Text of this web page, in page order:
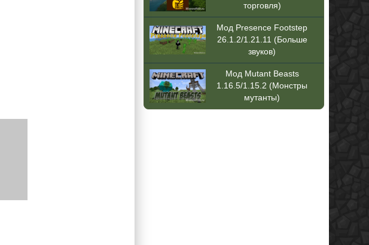
торговля)
Мод Presence Footstep
26.1.2/1.21.11 (Больше
звуков)
Мод Mutant Beasts
1.16.5/1.15.2 (Монстры
мутанты)